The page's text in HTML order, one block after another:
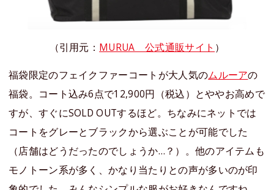
（引用元： MURUA 公式通販サイト ）
福袋限定のフェイクファーコートが大人気のムルーアの
福袋。コート込み6点で12,900円（税込）とややお高めで
すが、すぐにSOLD OUTするほど。ちなみにネットでは
コートをグレーとブラックから選ぶことが可能でした
（店舗はどうだったのでしょうか…？）。他のアイテムも
モノトーン系が多く、かなり当たりとの声が多いのが印